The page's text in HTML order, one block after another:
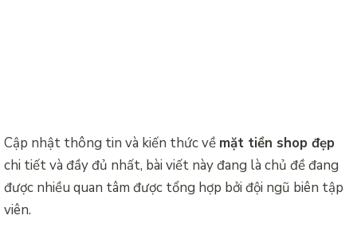
Cập nhật thông tin và kiến thức về mặt tiền shop đẹp
chi tiết và đầy đủ nhất, bài viết này đang là chủ đề đang
được nhiều quan tâm được tổng hợp bởi đội ngũ biên tập
viên.